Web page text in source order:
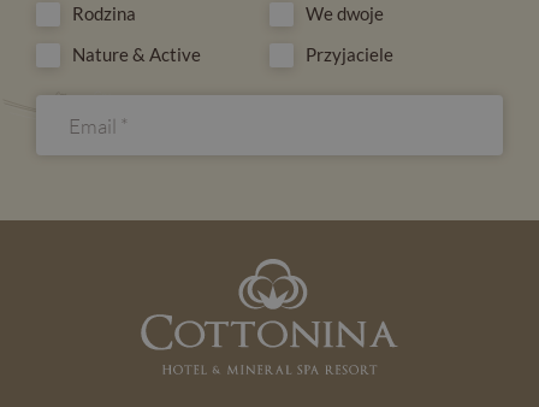
Rodzina
We dwoje
Nature & Active
Przyjaciele
ZAPISZ SIĘ